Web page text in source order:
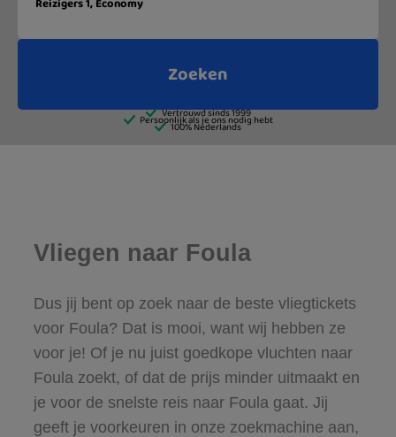
Vliegen naar Foula
Dus jij bent op zoek naar de beste vliegtickets
voor Foula? Dat is mooi, want wij hebben ze
voor je! Of je nu juist goedkope vluchten naar
Foula zoekt, of dat de prijs minder uitmaakt en
je voor de snelste reis naar Foula gaat. Jij
geeft je voorkeuren in onze zoekmachine aan,